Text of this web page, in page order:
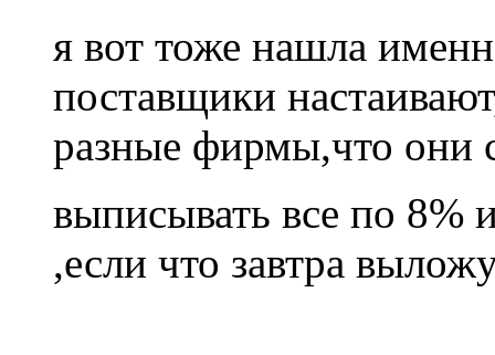
я вот тоже нашла
поставщики
разные фирмы,что они
выписывать все по 8%
,если что завтра